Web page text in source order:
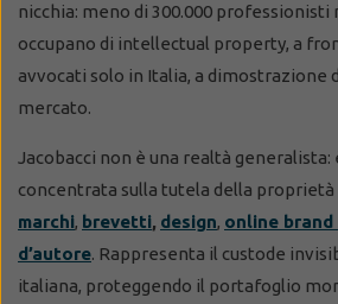
nicchia: meno di 300.000 professionisti
occupano di intellectual property, a
avvocati solo in Italia, a dimostrazione
mercato.
Jacobacci non è una realtà
concentrata sulla tutela della
marchi, brevetti, design, online
d’autore. Rappresenta il custode
italiana, proteggendo il portafoglio